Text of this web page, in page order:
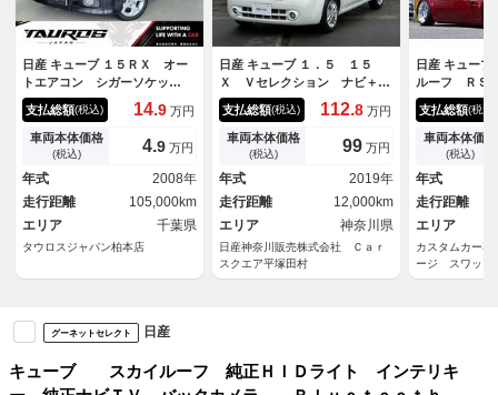
日産 キューブ １５ＲＸ オー
トエアコン シガーソケッ
ト ＥＴＣ リアワイパ
ー パワーステアリング パワ
ーウインドウ 純正１５イン
チ バックカメラ テレビ ア
ームレスト ユーザー買取車
支払総額(税込) 14.9 万円
車両本体価格
(税込) 4.9 万円
年式
2008年
走行距離
105,000km
エリア
千葉県
タウロスジャパン柏本店
日産 キューブ １．５ １５
Ｘ Ｖセレクション ナビ＋Ｂ
カメラ オートエアコン フォ
グ １オーナ 記録簿 イモビ
ライザー ＡＣ スマ－トキ
－ メモリ－ナビ Ｉストッ
プ 運転席エアバック バック
カメラ ナビＴＶ 助手席エア
バック ＥＴＣ ＰＳ ＰＷ
支払総額(税込) 112.8 万円
車両本体価格
(税込) 99 万円
年式
2019年
走行距離
12,000km
エリア
神奈川県
日産神奈川販売株式会社 Ｃａｒ
スクエア平塚田村
日産 キュー
ルーフ ＲＳ
１６インチ
ＪＰ改ＵＳヘ
ンブレム＆
ＬＥＤヘッド
支払総額(税込)
車両本体価格
(税込)
年式
走行距離
エリア
カスタムカー
ージ スワップ
グーネットセレクト 日産
キューブ スカイルーフ 純正ＨＩＤライト インテリキ